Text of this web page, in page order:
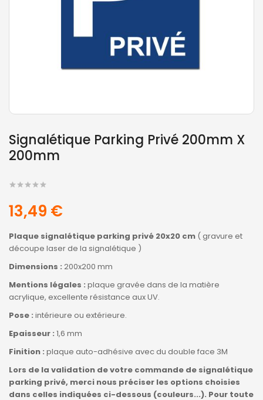
Signalétique Parking Privé 200mm X
200mm
13,49 €
Plaque signalétique parking privé 20x20 cm ( gravure et
découpe laser de la signalétique )
Dimensions : 200x200 mm
Mentions légales : plaque gravée dans de la matière
acrylique, excellente résistance aux UV.
Pose : intérieure ou extérieure.
Epaisseur : 1,6 mm
Finition : plaque auto-adhésive avec du double face 3M
Lors de la validation de votre commande de signalétique
parking privé, merci nous préciser les options choisies
dans celles indiquées ci-dessous (couleurs...). Pour toute